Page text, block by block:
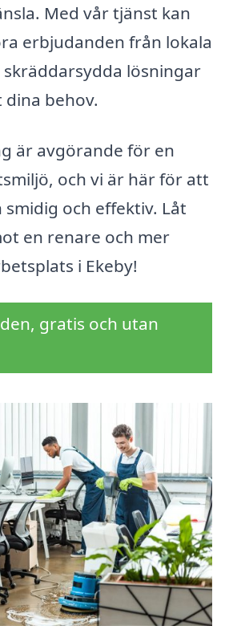
Med vår tjänst kan
erbjudanden från lokala
lösningar
dina behov.
är avgörande för en
och vi är här för att
och effektiv. Låt
en renare och mer
i Ekeby!
gratis och utan